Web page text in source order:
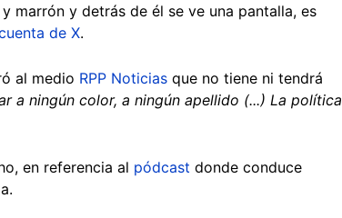
marrón y detrás de él se ve una pantalla, es
de X.
al medio RPP Noticias que no tiene ni tendrá
a ningún color, a ningún apellido (...) La política
en referencia al pódcast donde conduce